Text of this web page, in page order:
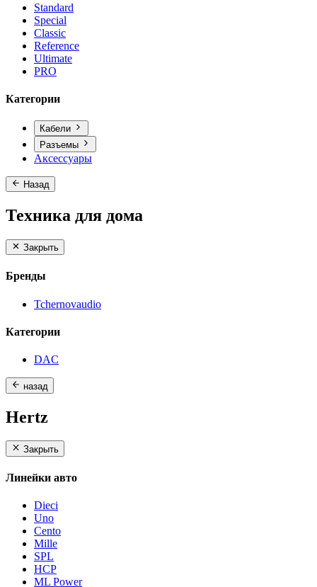
Standard
Special
Classic
Reference
Ultimate
PRO
Категории
Кабели
Разъемы
Аксессуары
Назад
Техника для дома
Закрыть
Бренды
Tchernovaudio
Категории
DAC
назад
Hertz
Закрыть
Линейки авто
Dieci
Uno
Cento
Mille
SPL
HCP
ML Power